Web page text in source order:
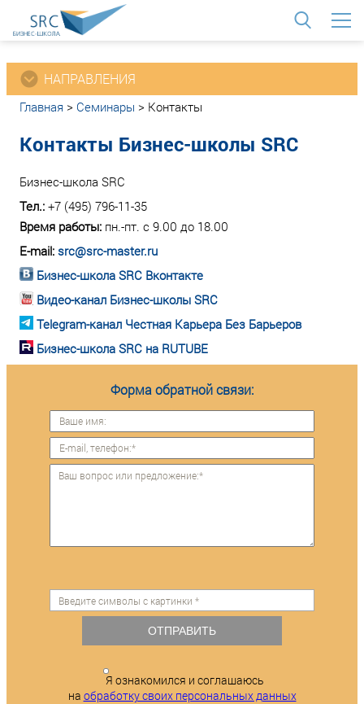
НАПРАВЛЕНИЯ
Главная > Семинары > Контакты
Контакты Бизнес-школы SRC
Бизнес-школа SRC
Тел.: +7 (495) 796-11-35
Время работы: пн.-пт. с 9.00 до 18.00
E-mail: src@src-master.ru
Бизнес-школа SRC Вконтакте
Видео-канал Бизнес-школы SRC
Telegram-канал Честная Карьера Без Барьеров
Бизнес-школа SRC на RUTUBE
Форма обратной связи:
ОТПРАВИТЬ
Я ознакомился и соглашаюсь
на обработку своих персональных данных